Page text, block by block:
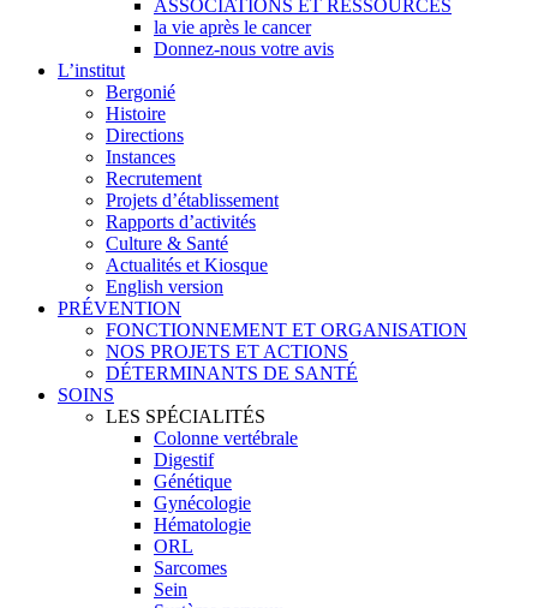
ASSOCIATIONS ET RESSOURCES
la vie après le cancer
Donnez-nous votre avis
L’institut
Bergonié
Histoire
Directions
Instances
Recrutement
Projets d’établissement
Rapports d’activités
Culture & Santé
Actualités et Kiosque
English version
PRÉVENTION
FONCTIONNEMENT ET ORGANISATION
NOS PROJETS ET ACTIONS
DÉTERMINANTS DE SANTÉ
SOINS
LES SPÉCIALITÉS
Colonne vertébrale
Digestif
Génétique
Gynécologie
Hématologie
ORL
Sarcomes
Sein